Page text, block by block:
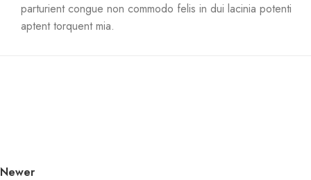
parturient congue non commodo felis in dui lacinia potenti
aptent torquent mia.
Newer